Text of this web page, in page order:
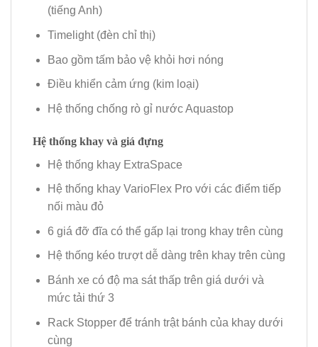
(tiếng Anh)
Timelight (đèn chỉ thị)
Bao gồm tấm bảo vệ khỏi hơi nóng
Điều khiển cảm ứng (kim loại)
Hệ thống chống rò gỉ nước Aquastop
Hệ thống khay và giá đựng
Hệ thống khay ExtraSpace
Hệ thống khay VarioFlex Pro với các điểm tiếp
nối màu đỏ
6 giá đỡ đĩa có thể gấp lại trong khay trên cùng
Hệ thống kéo trượt dễ dàng trên khay trên cùng
Bánh xe có độ ma sát thấp trên giá dưới và
mức tải thứ 3
Rack Stopper để tránh trật bánh của khay dưới
cùng